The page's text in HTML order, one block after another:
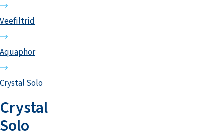
Veefiltrid
Aquaphor
Crystal Solo
Crystal
Solo